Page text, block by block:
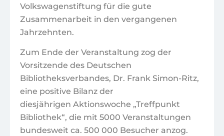
Volkswagenstiftung für die gute
Zusammenarbeit in den vergangenen
Jahrzehnten.
Zum Ende der Veranstaltung zog der
Vorsitzende des Deutschen
Bibliotheksverbandes, Dr. Frank Simon-Ritz,
eine positive Bilanz der
diesjährigen Aktionswoche „Treffpunkt
Bibliothek“, die mit 5000 Veranstaltungen
bundesweit ca. 500 000 Besucher anzog.